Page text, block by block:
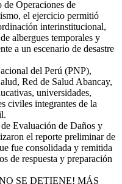
de Operaciones de
el ejercicio permitió
interinstitucional,
albergues temporales y
a un escenario de desastre
del Perú (PNP),
Red de Salud Abancay,
universidades,
civiles integrantes de la
Evaluación de Daños y
el reporte preliminar de
fue consolidada y remitida
de respuesta y preparación
SE DETIENE! MÁS